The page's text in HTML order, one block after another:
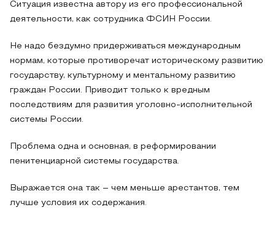
Ситуация известна автору из его профессиональной
деятельности, как сотрудника ФСИН России.
Не надо бездумно придерживаться международным
нормам, которые противоречат историческому развитию
государству, культурному и ментальному развитию
граждан России. Приводит только к вредным
последствиям для развития уголовно-исполнительной
системы России.
Проблема одна и основная, в реформировании
пенитенциарной системы государства.
Выражается она так – чем меньше арестантов, тем
лучше условия их содержания.